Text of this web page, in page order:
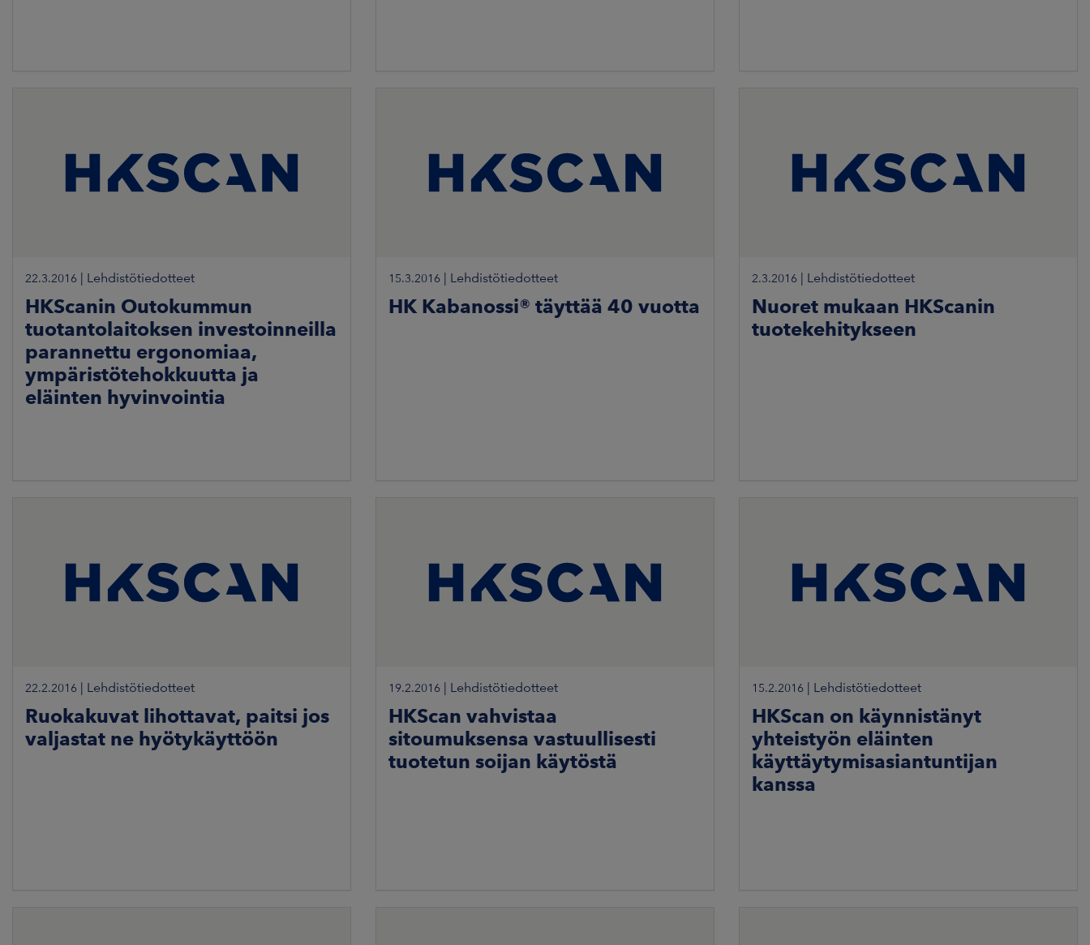
22.3.2016 | Lehdistötiedotteet
HKScanin Outokummun
tuotantolaitoksen investoinneilla
parannettu ergonomiaa,
ympäristötehokkuutta ja
eläinten hyvinvointia
15.3.2016 | Lehdistötiedotteet
HK Kabanossi® täyttää 40 vuotta
2.3.2016 | Lehdistötiedotteet
Nuoret mukaan HKScanin
tuotekehitykseen
22.2.2016 | Lehdistötiedotteet
Ruokakuvat lihottavat, paitsi jos
valjastat ne hyötykäyttöön
19.2.2016 | Lehdistötiedotteet
HKScan vahvistaa
sitoumuksensa vastuullisesti
tuotetun soijan käytöstä
15.2.2016 | Lehdistötiedotteet
HKScan on käynnistänyt
yhteistyön eläinten
käyttäytymisasiantuntijan
kanssa